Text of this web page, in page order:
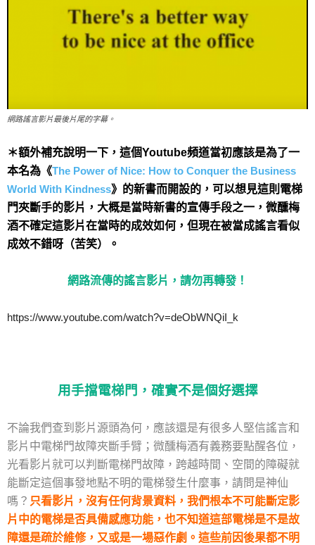
網路謠言影片最後片尾的字幕。
＊額外補充說明一下，這個Youtube頻道當初應該是為了一
本名為《The Power of Nice: How to Conquer the Business
World With Kindness》的新書而開設的，可以想見這則電梯
門夾斷手的影片，大概是當時新書的宣傳手段之一，微醺梅
酒不確定這影片在當時的成效如何，但現在被當成謠言看似
成效不錯呀（苦笑）。
網路流傳的謠言影片，請勿再轉發！
https://www.youtube.com/watch?v=deObWNQiI_k
用手擋電梯門，確實不是個好選擇
不論我們查到影片源頭為何，應該還是有很多人堅信謠言和
影片中電梯門故障夾斷手臂；微醺梅酒有義務要點醒各位，
光看影片就可以判斷電梯門故障，跨越時間、空間的障礙就
能斷定這個事發地點不明的電梯發生什麼事，請問是神仙
嗎？ 只看影片，沒有任何背景資料，我們根本不可能斷定影
片中的電梯是否具備感應功能，也不知道這部電梯是不是故
障還是疏於維修，又或是一場惡作劇 。 這些前因後果都不明